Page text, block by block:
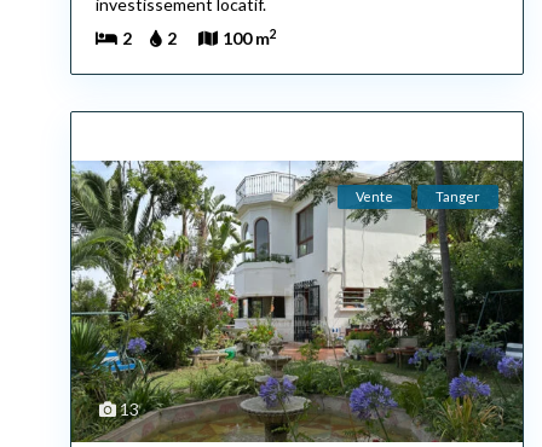
investissement locatif.
2
2 100 m2
13
Vente Tanger